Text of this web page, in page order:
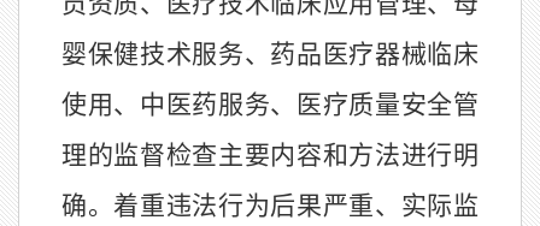
婴保健技术服务、药品医疗器械临床
使用、中医药服务、医疗质量安全管
理的监督检查主要内容和方法进行明
确。着重违法行为后果严重、实际监